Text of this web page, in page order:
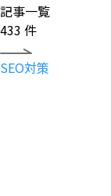
記事一覧
433 件
SEO対策